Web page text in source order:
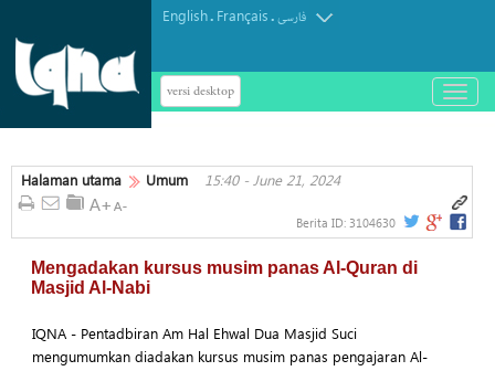
English. Français.فارسی
versi desktop
باز
و
کردن
Halaman utama Umum 15:40 - June 21, 2024
Berita ID: 3104630
Mengadakan kursus musim panas Al-Quran di
Masjid Al-Nabi
IQNA - Pentadbiran Am Hal Ehwal Dua Masjid Suci
mengumumkan diadakan kursus musim panas pengajaran Al-